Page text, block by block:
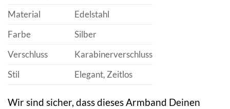
Material
Edelstahl
Farbe
Silber
Verschluss
Karabinerverschluss
Stil
Elegant, Zeitlos
Wir sind sicher, dass dieses Armband Deinen